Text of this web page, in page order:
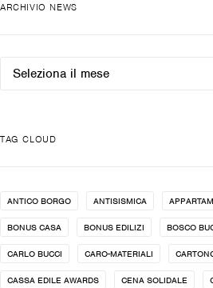
ARCHIVIO NEWS
Archivio
TAG CLOUD
ANTICO BORGO ANTISISMICA
BONUS CASA BONUS EDILIZI BOSCO
CARLO BUCCI CARO-MATERIALI
CASSA EDILE AWARDS CENA SOLIDALE